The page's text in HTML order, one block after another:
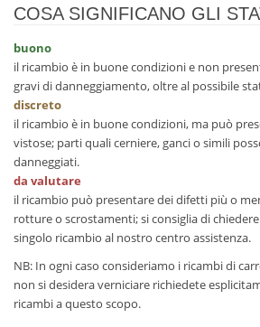
COSA SIGNIFICANO GLI
buono
il ricambio è in buone condizioni e non
gravi di danneggiamento, oltre al possibile
discreto
il ricambio è in buone condizioni, ma può
vistose; parti quali cerniere, ganci o simili
danneggiati.
da valutare
il ricambio può presentare dei difetti più o
rotture o scrostamenti; si consiglia di
singolo ricambio al nostro centro assistenza.
NB: In ogni caso consideriamo i ricambi di
non si desidera verniciare richiedete
ricambi a questo scopo.